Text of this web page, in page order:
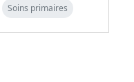
Soins primaires